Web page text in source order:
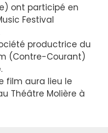
ont participé en
Festival
productrice du
(Contre-Courant)
film aura lieu le
Théâtre Molière à